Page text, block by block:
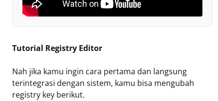
Tutorial Registry Editor
Nah jika kamu ingin cara pertama dan langsung
terintegrasi dengan sistem, kamu bisa mengubah
registry key berikut.